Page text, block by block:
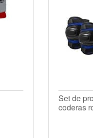
Set de
coderas